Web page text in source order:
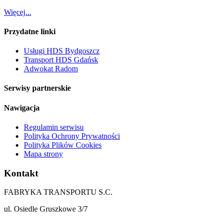
Więcej...
Przydatne linki
Usługi HDS Bydgoszcz
Transport HDS Gdańsk
Adwokat Radom
Serwisy partnerskie
Nawigacja
Regulamin serwisu
Polityka Ochrony Prywatności
Polityka Plików Cookies
Mapa strony
Kontakt
FABRYKA TRANSPORTU S.C.
ul. Osiedle Gruszkowe 3/7